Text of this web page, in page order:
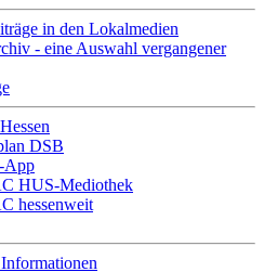
in den Lokalmedien
- eine Auswahl vergangener
DSB
App
HUS-Mediothek
hessenweit